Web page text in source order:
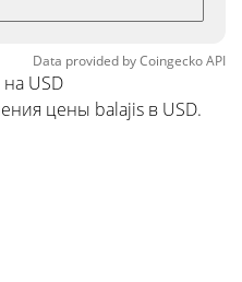
Data provided byCoingeckoAPI
на USD
цены balajis в USD.